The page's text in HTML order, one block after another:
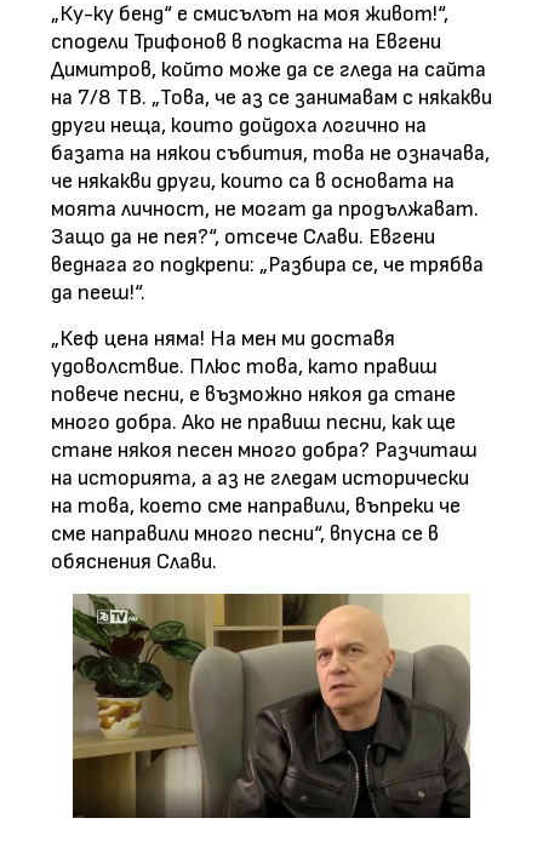
„Ку-ку бенд“ е смисълът на моя живот!“,
сподели Трифонов в подкаста на Евгени
Димитров, който може да се гледа на сайта
на 7/8 ТВ. „Това, че аз се занимавам с някакви
други неща, които дойдоха логично на
базата на някои събития, това не означава,
че някакви други, които са в основата на
моята личност, не могат да продължават.
Защо да не пея?“, отсече Слави. Евгени
веднага го подкрепи: „Разбира се, че трябва
да пееш!“.
„Кеф цена няма! На мен ми доставя
удоволствие. Плюс това, като правиш
повече песни, е възможно някоя да стане
много добра. Ако не правиш песни, как ще
стане някоя песен много добра? Разчиташ
на историята, а аз не гледам исторически
на това, което сме направили, въпреки че
сме направили много песни“, впусна се в
обяснения Слави.